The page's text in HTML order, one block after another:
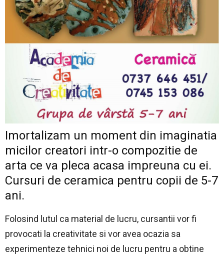
Imortalizam un moment din imaginatia
micilor creatori intr-o compozitie de
arta ce va pleca acasa impreuna cu ei.
Cursuri de ceramica pentru copii de 5-7
ani.
Folosind lutul ca material de lucru, cursantii vor fi
provocati la creativitate si vor avea ocazia sa
experimenteze tehnici noi de lucru pentru a obtine